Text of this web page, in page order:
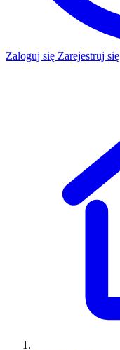
Zaloguj się Zarejestruj się